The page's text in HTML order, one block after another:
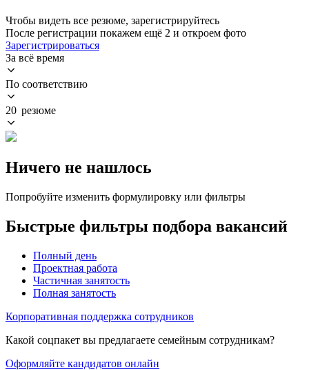
Чтобы видеть все резюме, зарегистрируйтесь
После регистрации покажем ещё 2 и откроем фото
Зарегистрироваться
За всё время
По соответствию
20 резюме
Ничего не нашлось
Попробуйте изменить формулировку или фильтры
Быстрые фильтры подбора вакансий
Полный день
Проектная работа
Частичная занятость
Полная занятость
Корпоративная поддержка сотрудников
Какой соцпакет вы предлагаете семейным сотрудникам?
Оформляйте кандидатов онлайн